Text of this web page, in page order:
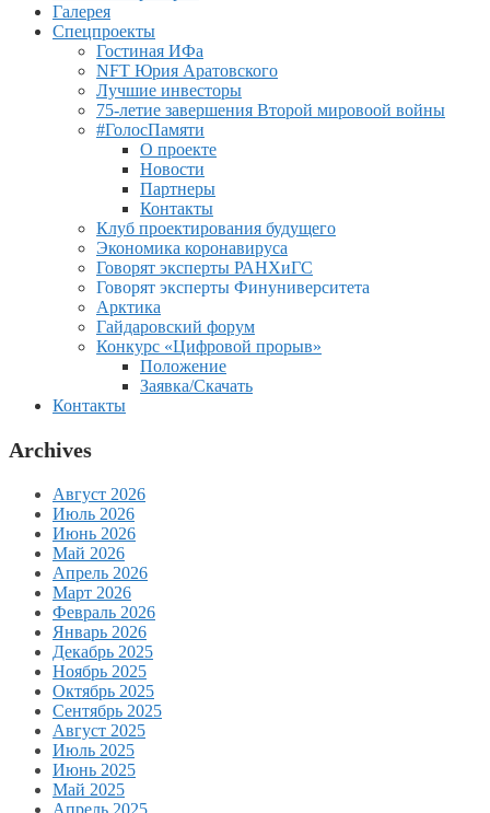
Галерея
Спецпроекты
Гостиная ИФа
NFT Юрия Аратовского
Лучшие инвесторы
75-летие завершения Второй мировоой войны
#ГолосПамяти
О проекте
Новости
Партнеры
Контакты
Клуб проектирования будущего
Экономика коронавируса
Говорят эксперты РАНХиГС
Говорят эксперты Финуниверситета
Арктика
Гайдаровский форум
Конкурс «Цифровой прорыв»
Положение
Заявка/Скачать
Контакты
Archives
Август 2026
Июль 2026
Июнь 2026
Май 2026
Апрель 2026
Март 2026
Февраль 2026
Январь 2026
Декабрь 2025
Ноябрь 2025
Октябрь 2025
Сентябрь 2025
Август 2025
Июль 2025
Июнь 2025
Май 2025
Апрель 2025